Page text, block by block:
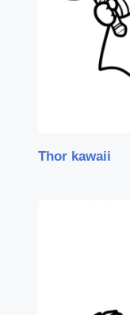
Thor kawaii